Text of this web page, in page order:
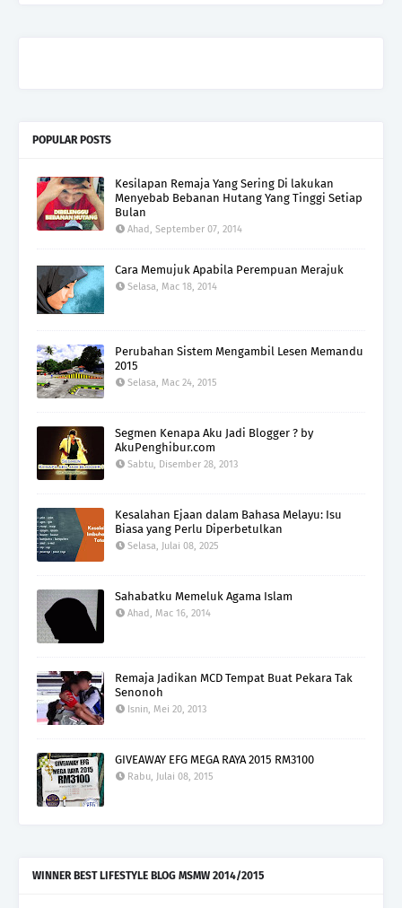
POPULAR POSTS
Kesilapan Remaja Yang Sering Di lakukan
Menyebab Bebanan Hutang Yang Tinggi Setiap
Bulan
Ahad, September 07, 2014
Cara Memujuk Apabila Perempuan Merajuk
Selasa, Mac 18, 2014
Perubahan Sistem Mengambil Lesen Memandu
2015
Selasa, Mac 24, 2015
Segmen Kenapa Aku Jadi Blogger ? by
AkuPenghibur.com
Sabtu, Disember 28, 2013
Kesalahan Ejaan dalam Bahasa Melayu: Isu
Biasa yang Perlu Diperbetulkan
Selasa, Julai 08, 2025
Sahabatku Memeluk Agama Islam
Ahad, Mac 16, 2014
Remaja Jadikan MCD Tempat Buat Pekara Tak
Senonoh
Isnin, Mei 20, 2013
GIVEAWAY EFG MEGA RAYA 2015 RM3100
Rabu, Julai 08, 2015
WINNER BEST LIFESTYLE BLOG MSMW 2014/2015